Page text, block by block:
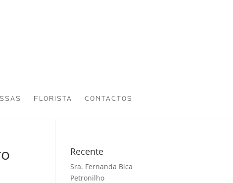
FLORISTA CONTACTOS
Recente
Sra. Fernanda Bica
Petronilho